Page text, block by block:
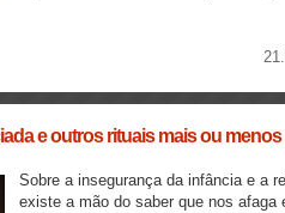
e outros rituais mais ou menos
Sobre a insegurança da infância e a
existe a mão do saber que nos